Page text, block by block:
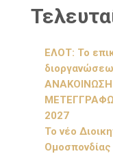
ΕΛΟΤ: Το
2027
Το νέο